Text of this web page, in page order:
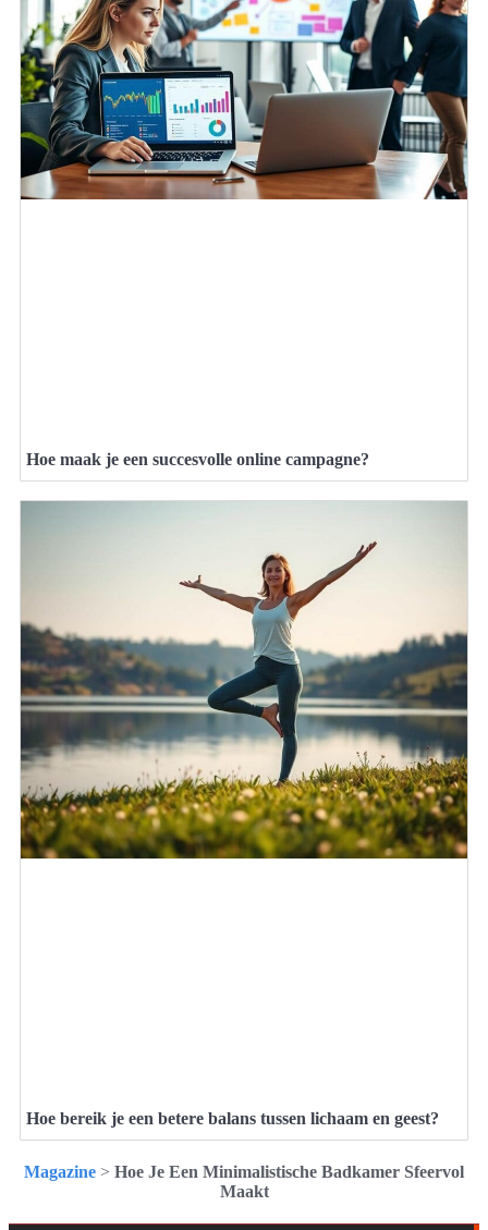
Hoe maak je een succesvolle online campagne?
Hoe bereik je een betere balans tussen lichaam en geest?
Magazine > Hoe Je Een Minimalistische Badkamer Sfeervol
Maakt